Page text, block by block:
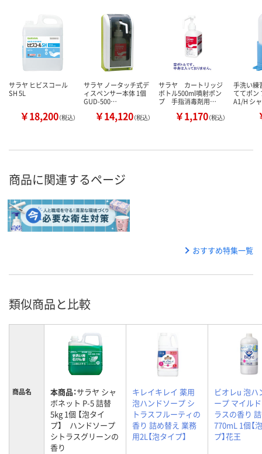
サラヤ ヒビスコール
SH 5L
￥18,200（税込）
サラヤ ノータッチ式デ
ィスペンサー本体 1個
GUD-500…
￥14,120（税込）
サラヤ カートリッジ
ボトル500ml噴射ポン
プ 手指消毒剤用…
￥1,170（税込）
手洗い練
ててポン
A1/H シ
商品に関連するページ
おすすめ特集一覧
類似商品と比較
商品名 本商品：サラヤ シャ
ボネット P-5 詰替
5kg 1個 【泡タイ
プ】 ハンドソープ
シトラスグリーンの
香り
キレイキレイ 薬用
泡ハンドソープ シ
トラスフルーティの
香り 詰め替え 業務
用2L【泡タイプ】
ビオレu 泡ハ
ープ マイル
ラスの香り
770mL 1個【
プ】花王